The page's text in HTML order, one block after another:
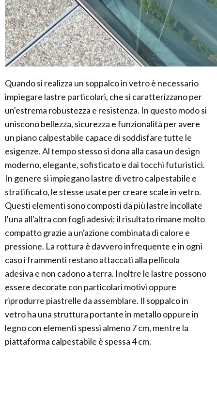
Quando si realizza un soppalco in vetro è necessario
impiegare lastre particolari, che si caratterizzano per
un'estrema robustezza e resistenza. In questo modo si
uniscono bellezza, sicurezza e funzionalità per avere
un piano calpestabile capace di soddisfare tutte le
esigenze. Al tempo stesso si dona alla casa un design
moderno, elegante, sofisticato e dai tocchi futuristici.
In genere si impiegano lastre di vetro calpestabile e
stratificato, le stesse usate per creare scale in vetro.
Questi elementi sono composti da più lastre incollate
l'una all'altra con fogli adesivi; il risultato rimane molto
compatto grazie a un'azione combinata di calore e
pressione. La rottura è davvero infrequente e in ogni
caso i frammenti restano attaccati alla pellicola
adesiva e non cadono a terra. Inoltre le lastre possono
essere decorate con particolari motivi oppure
riprodurre piastrelle da assemblare. Il soppalco in
vetro ha una struttura portante in metallo oppure in
legno con elementi spessi almeno 7 cm, mentre la
piattaforma calpestabile è spessa 4 cm.